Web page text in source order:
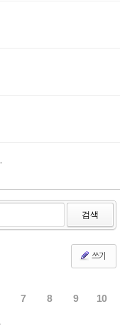
검색
쓰기
7 8 9 10